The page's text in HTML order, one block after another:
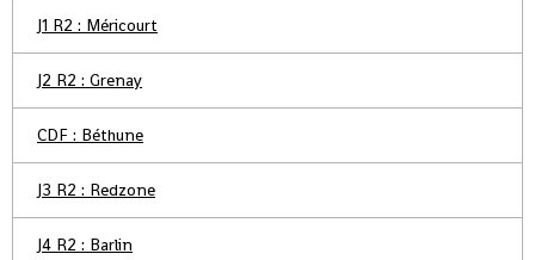
J1 R2 : Méricourt
J2 R2 : Grenay
CDF : Béthune
J3 R2 : Redzone
J4 R2 : Barlin